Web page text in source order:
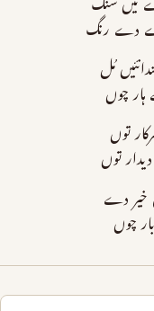
نیں سنگ
دے رنگ
مُل
چوں
توں
توں
خیر دے
چوں